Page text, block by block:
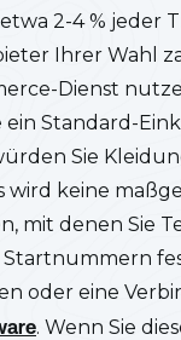
2-4 % jeder
Ihrer Wahl
Dienst
Standard-
Sie
wird keine
mit denen Sie
Startnummern
oder eine
. Wenn Sie